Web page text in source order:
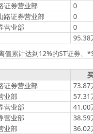
证券营业部
0
路证券营业部
0
营业部
0
95.38
累计达到12%的ST证券、
证券营业部
73.87
业部
57.31
营业部
41.00
营业部
38.59
业部
36.02